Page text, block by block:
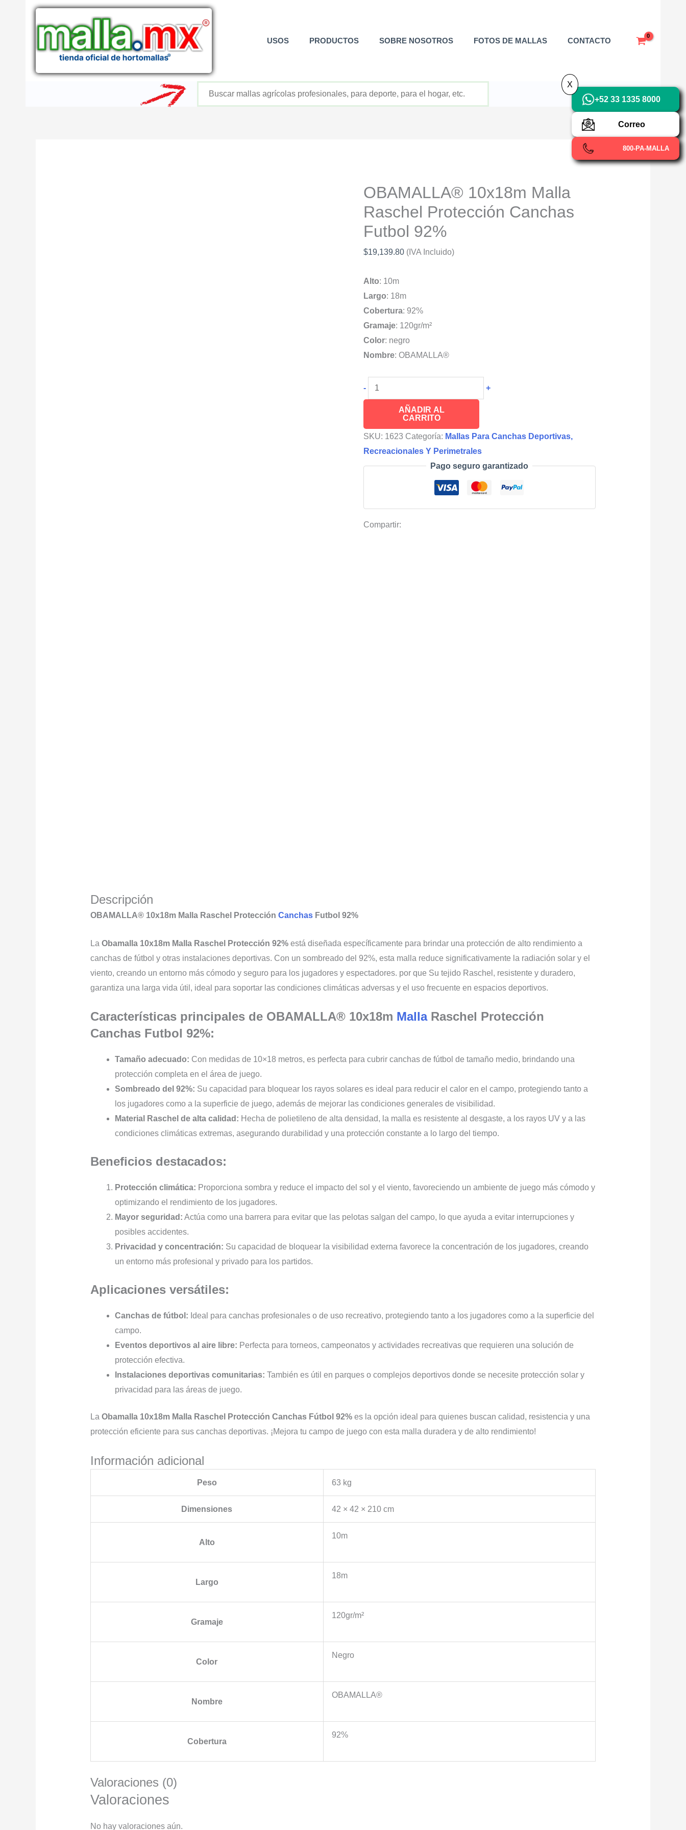
contenido
USOS PRODUCTOS SOBRE NOSOTROS FOTOS DE MALLAS CONTACTO
OBAMALLA® 10x18m Malla
Raschel Protección Canchas
Futbol 92%
$19,139.80 (IVA Incluido)
Alto: 10m
Largo: 18m
Cobertura: 92%
Gramaje: 120gr/m²
Color: negro
Nombre: OBAMALLA®
-
OBAMALLA®
10x18m
Raschel
+
AÑADIR AL
CARRITO
SKU: 1623 Categoría: Mallas Para Canchas Deportivas,
Recreacionales Y Perimetrales
Pago seguro garantizado
Compartir:
Descripción
OBAMALLA® 10x18m Malla Raschel Protección CanchasFutbol 92%
La Obamalla 10x18m Malla Raschel Protección 92%está diseñada específicamente para brindar una protección de alto rendimiento a
canchas de fútbol y otras instalaciones deportivas. Con un sombreado del 92%, esta malla reduce significativamente la radiación solar y el
viento, creando un entorno más cómodo y seguro para los jugadores y espectadores. por que Su tejido Raschel, resistente y duradero,
garantiza una larga vida útil, ideal para soportar las condiciones climáticas adversas y el uso frecuente en espacios deportivos.
Características principales de OBAMALLA® 10x18m MallaRaschel Protección
Canchas Futbol 92%:
Tamaño adecuado: Con medidas de 10×18 metros, es perfecta para cubrir canchas de fútbol de tamaño medio, brindando una
protección completa en el área de juego.
Sombreado del 92%: Su capacidad para bloquear los rayos solares es ideal para reducir el calor en el campo, protegiendo tanto a
los jugadores como a la superficie de juego, además de mejorar las condiciones generales de visibilidad.
Material Raschel de alta calidad: Hecha de polietileno de alta densidad, la malla es resistente al desgaste, a los rayos UV y a las
condiciones climáticas extremas, asegurando durabilidad y una protección constante a lo largo del tiempo.
Beneficios destacados:
Protección climática: Proporciona sombra y reduce el impacto del sol y el viento, favoreciendo un ambiente de juego más cómodo y
optimizando el rendimiento de los jugadores.
Mayor seguridad: Actúa como una barrera para evitar que las pelotas salgan del campo, lo que ayuda a evitar interrupciones y
posibles accidentes.
Privacidad y concentración: Su capacidad de bloquear la visibilidad externa favorece la concentración de los jugadores, creando
un entorno más profesional y privado para los partidos.
Aplicaciones versátiles:
Canchas de fútbol: Ideal para canchas profesionales o de uso recreativo, protegiendo tanto a los jugadores como a la superficie del
campo.
Eventos deportivos al aire libre: Perfecta para torneos, campeonatos y actividades recreativas que requieren una solución de
protección efectiva.
Instalaciones deportivas comunitarias: También es útil en parques o complejos deportivos donde se necesite protección solar y
privacidad para las áreas de juego.
La Obamalla 10x18m Malla Raschel Protección Canchas Fútbol 92%es la opción ideal para quienes buscan calidad, resistencia y una
protección eficiente para sus canchas deportivas. ¡Mejora tu campo de juego con esta malla duradera y de alto rendimiento!
Información adicional
Peso 63 kg
Dimensiones 42 × 42 × 210 cm
Alto
10m
Largo
18m
Gramaje
120gr/m²
Color
Negro
Nombre
OBAMALLA®
Cobertura
92%
Valoraciones (0)
Valoraciones
No hay valoraciones aún.
+52 33 1335 8000
Correo
800-PA-MALLA
X